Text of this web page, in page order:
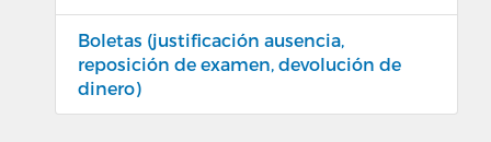
Boletas (justificación ausencia,
reposición de examen, devolución de
dinero)